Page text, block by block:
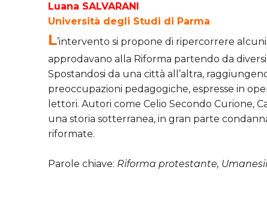
Luana SALVARANI
Università degli Studi di Parma
L’intervento si propone di ripercorrere
approdavano alla Riforma partendo da
Spostandosi da una città all’altra,
preoccupazioni pedagogiche, espresse in
lettori. Autori come Celio Secondo Curione,
una storia sotterranea, in gran parte
riformate.
Parole chiave: Riforma protestante,